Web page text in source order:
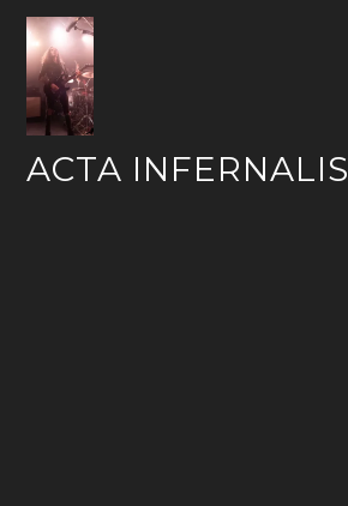
Skip
content
ACTA INFERNALIS